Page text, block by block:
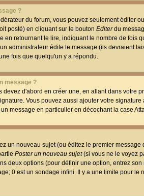
?
du forum, vous pouvez seulement éditer
posté) en cliquant sur le bouton Editerdu
en retournant le lire, indiquant le nombre de fois
administrateur édite le message (ils devraient
fois que quelqu'un y a répondu.
message ?
devez d'abord en créer une, en allant dans votre
Vous pouvez aussi ajouter votre
message en particulier en décochant la case
un nouveau sujet (ou éditez le premier
Poster un nouveau sujet(si vous ne le voyez
deux options (pour définir une option, entrez
0 est un sondage infini. Il y a une limite pour